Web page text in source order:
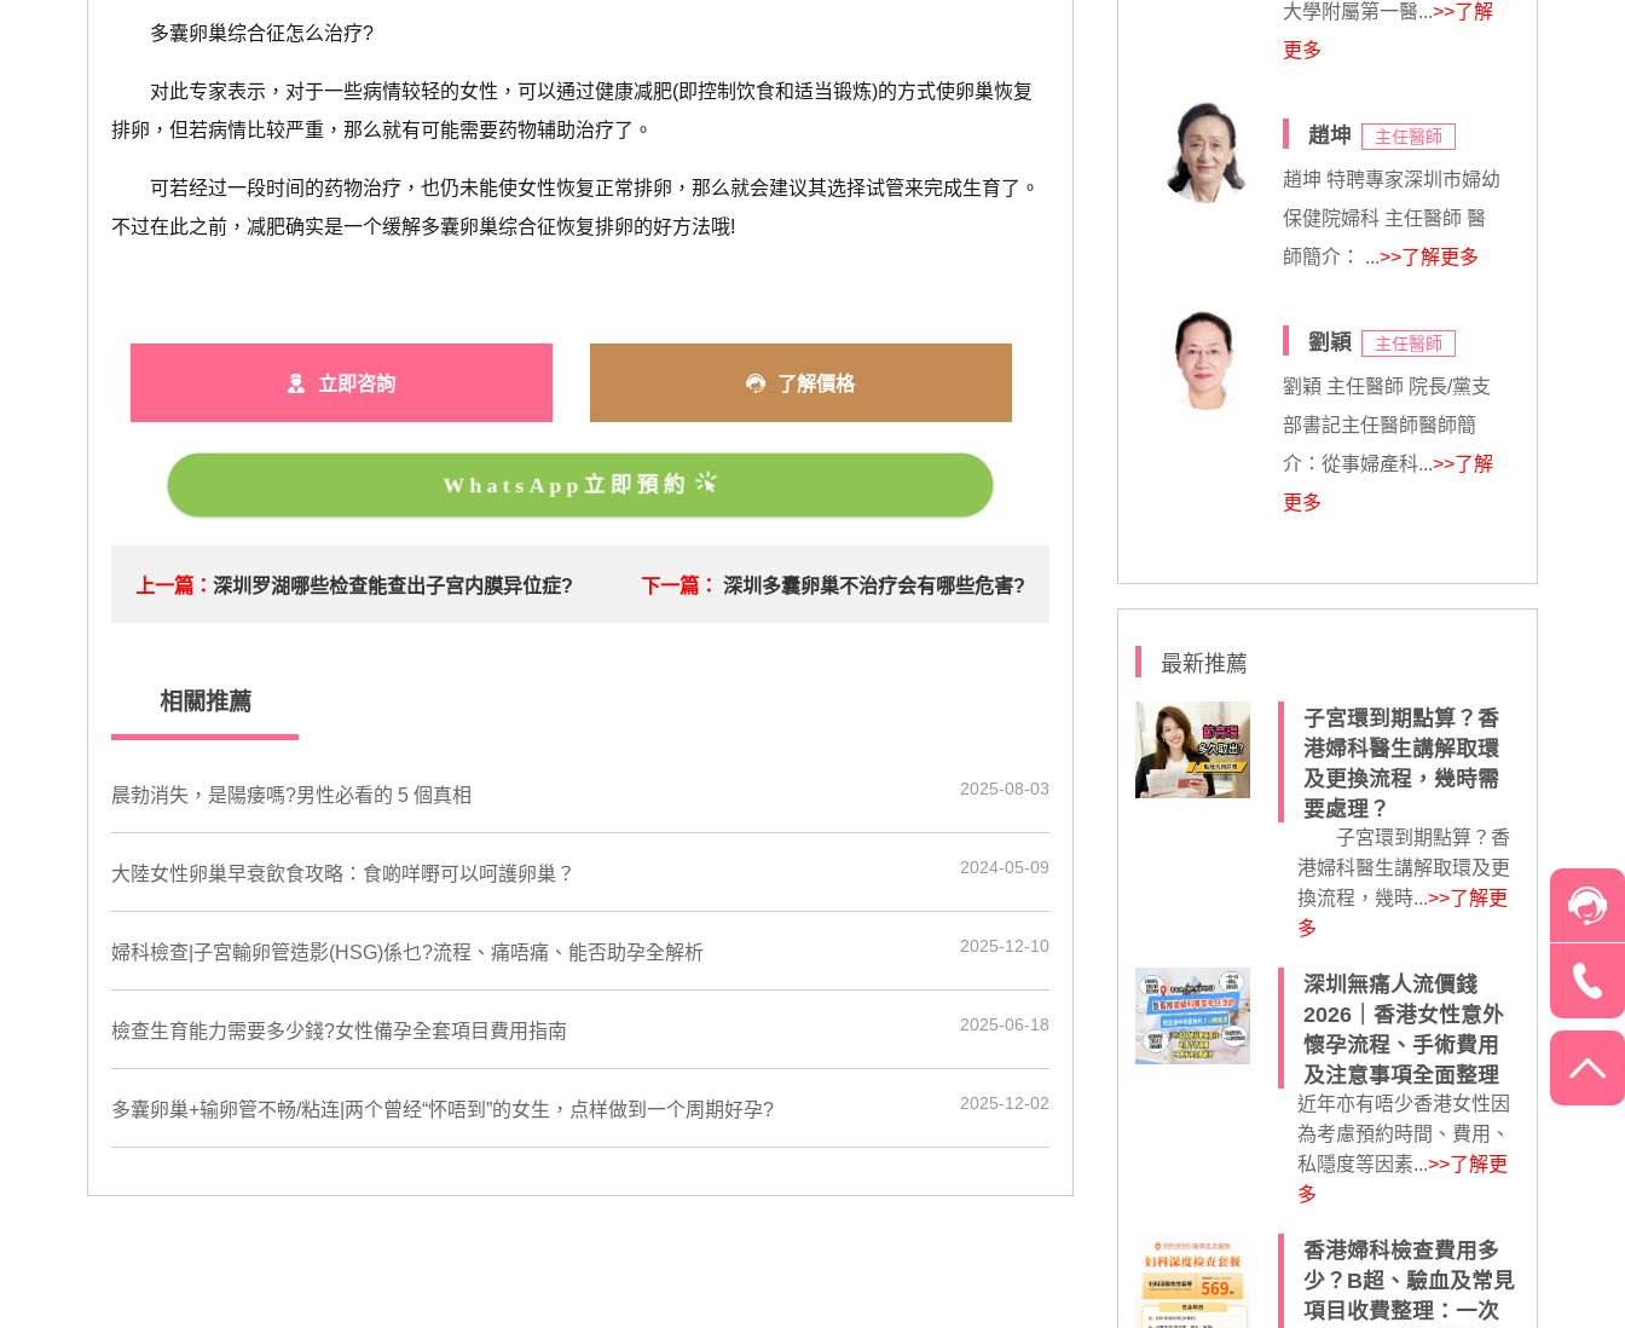
多囊卵巢综合征怎么治疗?
对此专家表示，对于一些病情较轻的女性，可以通过健康减肥(即控制饮食和适当锻炼)的方式使卵巢恢复
排卵，但若病情比较严重，那么就有可能需要药物辅助治疗了。
可若经过一段时间的药物治疗，也仍未能使女性恢复正常排卵，那么就会建议其选择试管来完成生育了。
不过在此之前，减肥确实是一个缓解多囊卵巢综合征恢复排卵的好方法哦!
立即咨詢 了解價格
WhatsApp立即預約
上一篇：深圳罗湖哪些检查能查出子宫内膜异位症? 下一篇： 深圳多囊卵巢不治疗会有哪些危害?
相關推薦
晨勃消失，是陽痿嗎?男性必看的 5 個真相 2025-08-03
大陸女性卵巢早衰飲食攻略：食啲咩嘢可以呵護卵巢？ 2024-05-09
婦科檢查|子宮輸卵管造影(HSG)係乜?流程、痛唔痛、能否助孕全解析 2025-12-10
檢查生育能力需要多少錢?女性備孕全套項目費用指南 2025-06-18
多囊卵巢+输卵管不畅/粘连|两个曾经“怀唔到”的女生，点样做到一个周期好孕? 2025-12-02
大學附屬第一醫...>>了解
更多
趙坤 主任醫師
趙坤 特聘專家深圳市婦幼
保健院婦科 主任醫師 醫
師簡介： ...>>了解更多
劉穎 主任醫師
劉穎 主任醫師 院長/黨支
部書記主任醫師醫師簡
介：從事婦產科...>>了解
更多
最新推薦
子宮環到期點算？香
港婦科醫生講解取環
及更換流程，幾時需
要處理？
子宮環到期點算？香
港婦科醫生講解取環及更
換流程，幾時...>>了解更
多
深圳無痛人流價錢
2026｜香港女性意外
懷孕流程、手術費用
及注意事項全面整理
近年亦有唔少香港女性因
為考慮預約時間、費用、
私隱度等因素...>>了解更
多
香港婦科檢查費用多
少？B超、驗血及常見
項目收費整理：一次